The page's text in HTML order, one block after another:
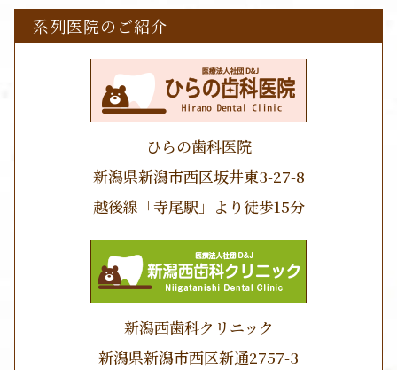
系列医院のご紹介
ひらの歯科医院
新潟県新潟市西区坂井東3-27-8
越後線「寺尾駅」より徒歩15分
新潟西歯科クリニック
新潟県新潟市西区新通2757-3